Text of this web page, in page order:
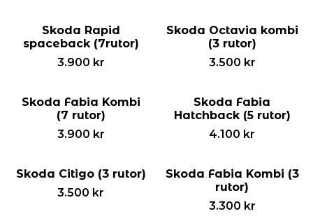
Skoda Rapid
spaceback (7rutor)
3.900 kr
Skoda Octavia kombi
(3 rutor)
3.500 kr
Skoda Fabia Kombi
(7 rutor)
3.900 kr
Skoda Fabia
Hatchback (5 rutor)
4.100 kr
Skoda Citigo (3 rutor)
3.500 kr
Skoda Fabia Kombi (3
rutor)
3.300 kr